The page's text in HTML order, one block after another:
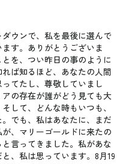
ウンで、私を最後に選んで
す。ありがとうございま
を、つい昨日の事のように
ば知るほど、あなたの人間
てたし、尊敬していまし
の存在が誰がどう見ても大
して、どんな時もいつも、
でも、私はあなたに、まだ
、マリーゴールドに来たの
言ってきました。私があな
、私は思っています。8月19